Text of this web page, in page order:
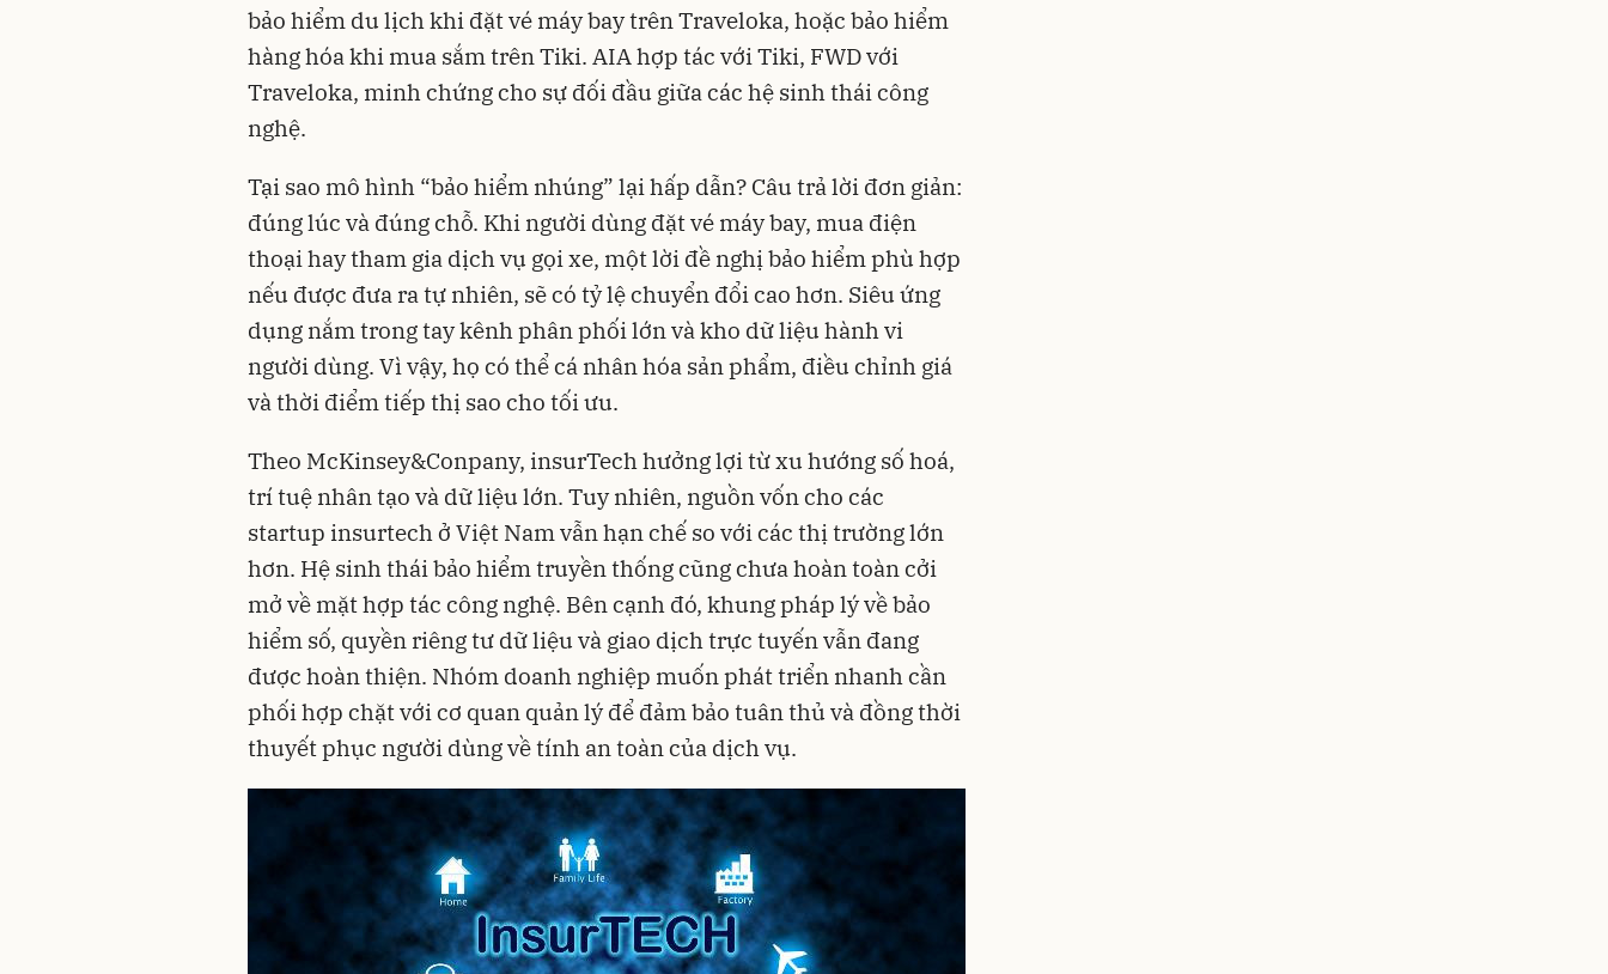
bảo hiểm du lịch khi đặt vé máy bay trên Traveloka, hoặc bảo hiểm
hàng hóa khi mua sắm trên Tiki. AIA hợp tác với Tiki, FWD với
Traveloka, minh chứng cho sự đối đầu giữa các hệ sinh thái công
nghệ.
Tại sao mô hình “bảo hiểm nhúng” lại hấp dẫn? Câu trả lời đơn giản:
đúng lúc và đúng chỗ. Khi người dùng đặt vé máy bay, mua điện
thoại hay tham gia dịch vụ gọi xe, một lời đề nghị bảo hiểm phù hợp
nếu được đưa ra tự nhiên, sẽ có tỷ lệ chuyển đổi cao hơn. Siêu ứng
dụng nắm trong tay kênh phân phối lớn và kho dữ liệu hành vi
người dùng. Vì vậy, họ có thể cá nhân hóa sản phẩm, điều chỉnh giá
và thời điểm tiếp thị sao cho tối ưu.
Theo McKinsey&Conpany, insurTech hưởng lợi từ xu hướng số hoá,
trí tuệ nhân tạo và dữ liệu lớn. Tuy nhiên, nguồn vốn cho các
startup insurtech ở Việt Nam vẫn hạn chế so với các thị trường lớn
hơn. Hệ sinh thái bảo hiểm truyền thống cũng chưa hoàn toàn cởi
mở về mặt hợp tác công nghệ. Bên cạnh đó, khung pháp lý về bảo
hiểm số, quyền riêng tư dữ liệu và giao dịch trực tuyến vẫn đang
được hoàn thiện. Nhóm doanh nghiệp muốn phát triển nhanh cần
phối hợp chặt với cơ quan quản lý để đảm bảo tuân thủ và đồng thời
thuyết phục người dùng về tính an toàn của dịch vụ.